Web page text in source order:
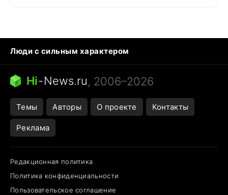
Люди с сильным характером
Кошка писает на кровать
Тунцы в океанариуме
Ядовитые пауки России
Города в ядерной войне
Открытие в Google Maps
Hi-News.ru, 2006–2026
Темы Авторы О проекте Контакты
Реклама
Редакционная политика
Политика конфиденциальности
Пользовательское соглашение